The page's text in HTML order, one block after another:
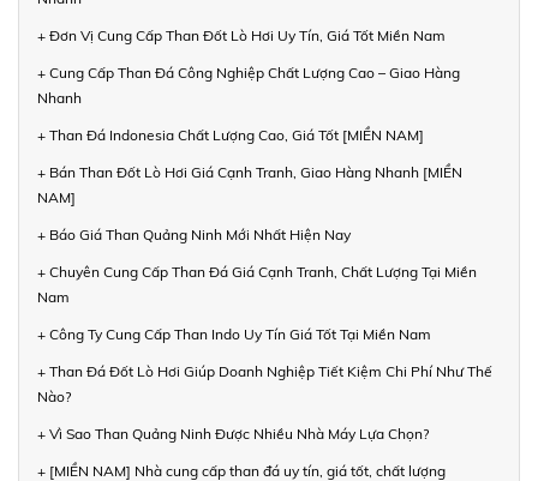
+ Đơn Vị Cung Cấp Than Đốt Lò Hơi Uy Tín, Giá Tốt Miền Nam
+ Cung Cấp Than Đá Công Nghiệp Chất Lượng Cao – Giao Hàng
Nhanh
+ Than Đá Indonesia Chất Lượng Cao, Giá Tốt [MIỀN NAM]
+ Bán Than Đốt Lò Hơi Giá Cạnh Tranh, Giao Hàng Nhanh [MIỀN
NAM]
+ Báo Giá Than Quảng Ninh Mới Nhất Hiện Nay
+ Chuyên Cung Cấp Than Đá Giá Cạnh Tranh, Chất Lượng Tại Miền
Nam
+ Công Ty Cung Cấp Than Indo Uy Tín Giá Tốt Tại Miền Nam
+ Than Đá Đốt Lò Hơi Giúp Doanh Nghiệp Tiết Kiệm Chi Phí Như Thế
Nào?
+ Vì Sao Than Quảng Ninh Được Nhiều Nhà Máy Lựa Chọn?
+ [MIỀN NAM] Nhà cung cấp than đá uy tín, giá tốt, chất lượng